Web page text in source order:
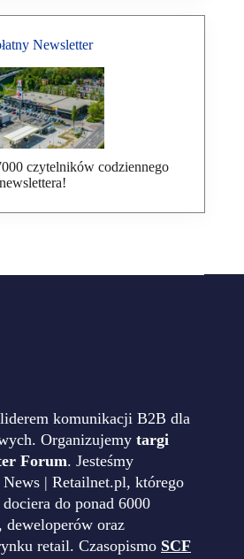
Newsletter
czytelników codziennego
newslettera!
komunikacji B2B dla
Organizujemy targi
Forum. Jesteśmy
| Retailnet.pl, którego
dociera do ponad 6000
deweloperów oraz
retail. Czasopismo SCF